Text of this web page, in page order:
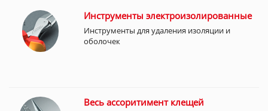
Инструменты электроизолированные
Инструменты для удаления изоляции и
оболочек
Весь ассоритимент клещей